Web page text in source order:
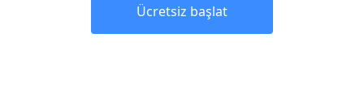
Ücretsiz başlat